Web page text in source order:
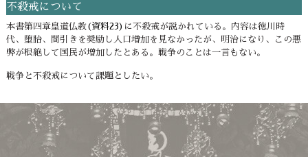
不殺戒について
本書第四章皇道仏教(資料23) に不殺戒が説かれている。内容は徳川時
代、堕胎、間引きを奨励し人口増加を見なかったが、明治になり、この悪
弊が根絶して国民が増加したとある。戦争のことは一言もない。
戦争と不殺戒について課題としたい。